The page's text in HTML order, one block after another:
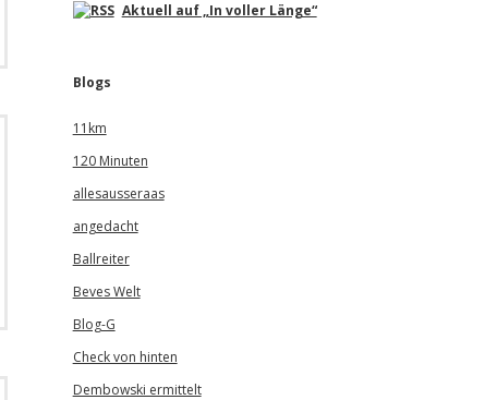
Aktuell auf „In voller Länge“
Blogs
11km
120 Minuten
allesausseraas
angedacht
Ballreiter
Beves Welt
Blog-G
Check von hinten
Dembowski ermittelt